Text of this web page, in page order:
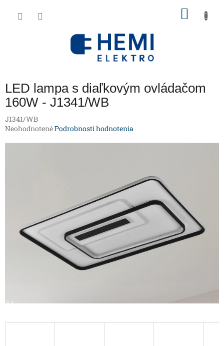
LED lampa s diaľkovým ovládačom
160W - J1341/WB
J1341/WB
Priemerné
NeohodnotenéPodrobnosti hodnotenia